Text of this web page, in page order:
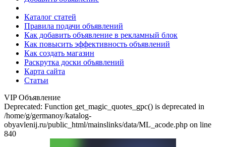
Каталог статей
Правила подачи объявлений
Как добавить объявление в рекламный блок
Как повысить эффективность объявлений
Как создать магазин
Раскрутка доски объявлений
Карта сайта
Статьи
VIP Объявление
Deprecated: Function get_magic_quotes_gpc() is deprecated in
/home/g/germanoy/katalog-
obyavlenij.ru/public_html/mainslinks/data/ML_acode.php on line
840